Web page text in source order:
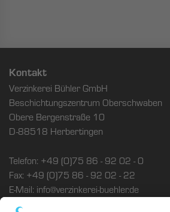
Kontakt
Verzinkerei Bühler GmbH
Beschichtungszentrum Oberschwaben
Obere Bergenstraße 10
D-88518 Herbertingen
Telefon: +49 (0)75 86 - 92 02 - 0
Fax: +49 (0)75 86 - 92 02 - 22
E-Mail: info@verzinkerei-buehler.de